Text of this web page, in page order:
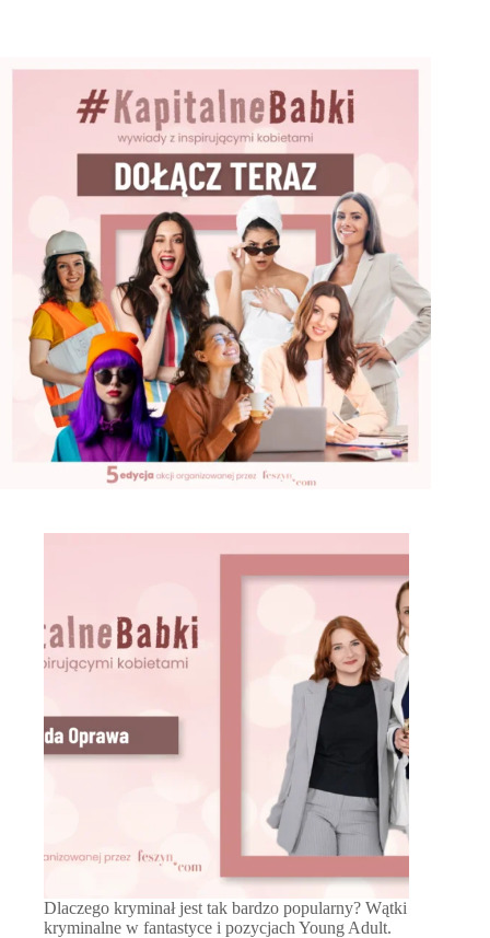
Dlaczego kryminał jest tak bardzo popularny? Wątki
kryminalne w fantastyce i pozycjach Young Adult.